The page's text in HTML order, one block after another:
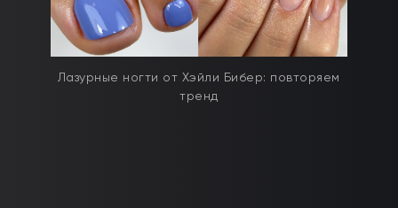
Лазурные ногти от Хэйли Бибер: повторяем
тренд